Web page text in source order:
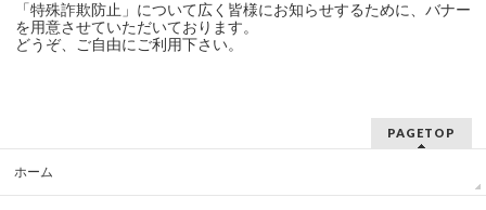
「特殊詐欺防止」について広く皆様にお知らせするために、バナー
を用意させていただいております。
どうぞ、ご自由にご利用下さい。
PAGETOP
ホーム